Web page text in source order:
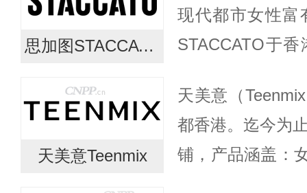
思加图STACCATO
现代都市女性富
STACCATO于
大利街头散步时
天美意Teenmix
天美意（
都香港。迄今为
铺，产品涵盖：